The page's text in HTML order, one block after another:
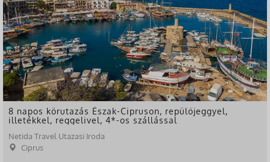
8 napos körutazás Észak-Cipruson, repülőjeggyel,
illetékkel, reggelivel, 4*-os szállással
Netida Travel Utazasi Iroda
Ciprus